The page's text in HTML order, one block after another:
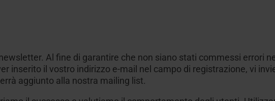
Al fine di garantire che non siano stati commessi errori
inserito il vostro indirizzo e-mail nel campo di registrazione, vi
aggiunto alla nostra mailing list.